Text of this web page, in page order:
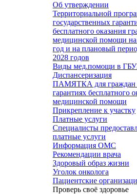
Об утверждении
Территориальной
государственных
бесплатного оказания
медицинской помощи
год и на плановый
2028 годов
Виды мед.помощи в
Диспансеризация
ПАМЯТКА для граждан
гарантиях бесплатного
медицинской помощи
Прикрепление к участку
Платные услуги
Специалисты
платные услуги
Информация ОМС
Рекомендации врача
Здоровый образ жизни
Уголок онколога
Пациентские
Проверь своё здоровье